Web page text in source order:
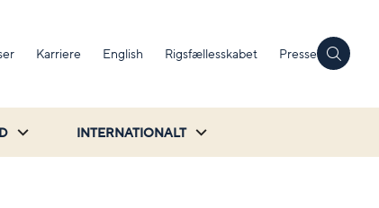
Karriere English Rigsfællesskabet Presse
INTERNATIONALT